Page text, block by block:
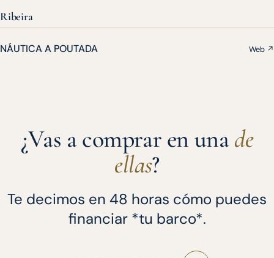
Ribeira
NÁUTICA A POUTADA Web ↗
¿Vas a comprar en unade
ellas?
Te decimos en 48 horas cómo puedes
financiar *tu barco*.